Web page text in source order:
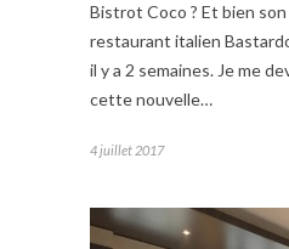
Bistrot Coco ? Et bien
restaurant italien
il y a 2 semaines. Je me
cette nouvelle…
4 juillet 2017